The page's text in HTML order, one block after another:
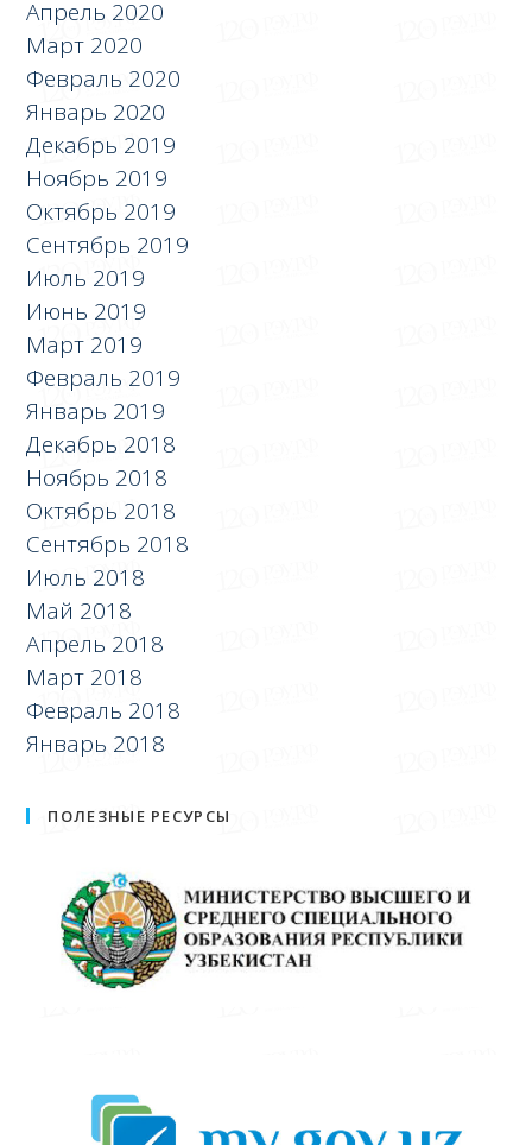
Апрель 2020
Март 2020
Февраль 2020
Январь 2020
Декабрь 2019
Ноябрь 2019
Октябрь 2019
Сентябрь 2019
Июль 2019
Июнь 2019
Март 2019
Февраль 2019
Январь 2019
Декабрь 2018
Ноябрь 2018
Октябрь 2018
Сентябрь 2018
Июль 2018
Май 2018
Апрель 2018
Март 2018
Февраль 2018
Январь 2018
ПОЛЕЗНЫЕ РЕСУРСЫ